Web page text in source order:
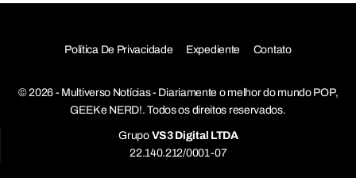
Política De Privacidade Expediente Contato
© 2026 - Multiverso Notícias - Diariamente o melhor do mundo POP,
GEEK e NERD!. Todos os direitos reservados.
Grupo VS3 Digital LTDA
22.140.212/0001-07